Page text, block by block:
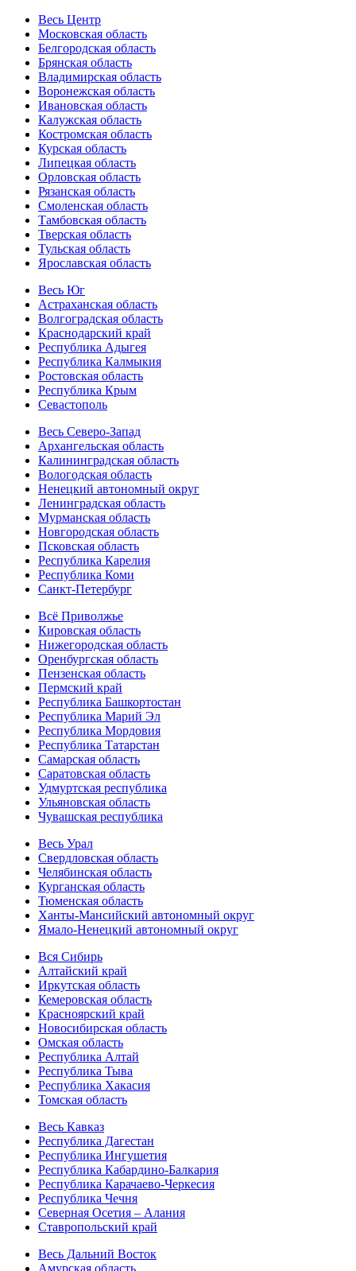
Весь Центр
Московская область
Белгородская область
Брянская область
Владимирская область
Воронежская область
Ивановская область
Калужская область
Костромская область
Курская область
Липецкая область
Орловская область
Рязанская область
Смоленская область
Тамбовская область
Тверская область
Тульская область
Ярославская область
Весь Юг
Астраханская область
Волгоградская область
Краснодарский край
Республика Адыгея
Республика Калмыкия
Ростовская область
Республика Крым
Севастополь
Весь Северо-Запад
Архангельская область
Калининградская область
Вологодская область
Ненецкий автономный округ
Ленинградская область
Мурманская область
Новгородская область
Псковская область
Республика Карелия
Республика Коми
Санкт-Петербург
Всё Приволжье
Кировская область
Нижегородская область
Оренбургская область
Пензенская область
Пермский край
Республика Башкортостан
Республика Марий Эл
Республика Мордовия
Республика Татарстан
Самарская область
Саратовская область
Удмуртская республика
Ульяновская область
Чувашская республика
Весь Урал
Свердловская область
Челябинская область
Курганская область
Тюменская область
Ханты-Мансийский автономный округ
Ямало-Ненецкий автономный округ
Вся Сибирь
Алтайский край
Иркутская область
Кемеровская область
Красноярский край
Новосибирская область
Омская область
Республика Алтай
Республика Тыва
Республика Хакасия
Томская область
Весь Кавказ
Республика Дагестан
Республика Ингушетия
Республика Кабардино-Балкария
Республика Карачаево-Черкесия
Республика Чечня
Северная Осетия – Алания
Ставропольский край
Весь Дальний Восток
Амурская область